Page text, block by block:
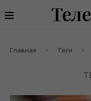
Главная Теги